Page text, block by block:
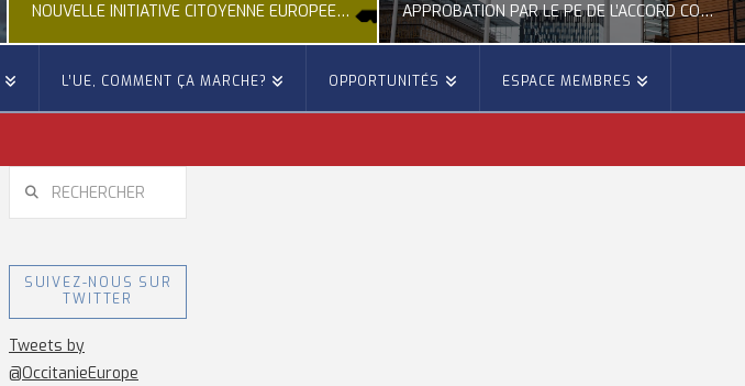
NOUVELLE INITIATIVE CITOYENNE EUROPÉENNE SUR LE LOGEMENT
ACTUALITÉ DE L'UNION EUROPÉENNE, ACTUALITÉ DE LA REPRÉSENTATION D’OCCITANIE EUROPE, CITOYENNETÉ, LOGEMENT
JUILLET 24, 2026
APPROBATION PAR LE PE DE L’ACCORD COMMERCIAL ENTRE L’UE ET LE MEXIQUE
ACTION EXTÉRIEURE, ACTUALITÉ DE L'UNION EUROPÉENNE
L’UE, COMMENT ÇA MARCHE? OPPORTUNITÉS ESPACE MEMBRES
SUIVEZ-NOUS SUR
TWITTER
Tweets by
@OccitanieEurope